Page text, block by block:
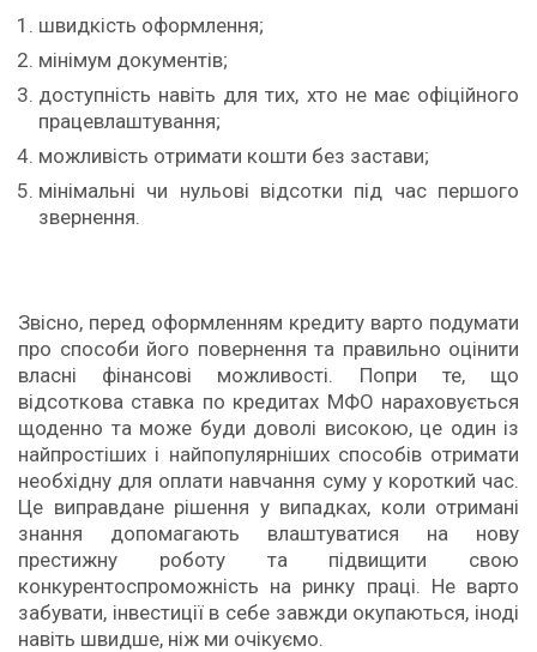
швидкість оформлення;
мінімум документів;
доступність навіть для тих, хто не має офіційного
працевлаштування;
можливість отримати кошти без застави;
мінімальні чи нульові відсотки під час першого
звернення.
Звісно, перед оформленням кредиту варто подумати
про способи його повернення та правильно оцінити
власні фінансові можливості. Попри те, що
відсоткова ставка по кредитах МФО нараховується
щоденно та може буди доволі високою, це один із
найпростіших і найпопулярніших способів отримати
необхідну для оплати навчання суму у короткий час.
Це виправдане рішення у випадках, коли отримані
знання допомагають влаштуватися на нову
престижну роботу та підвищити свою
конкурентоспроможність на ринку праці. Не варто
забувати, інвестиції в себе завжди окупаються, іноді
навіть швидше, ніж ми очікуємо.